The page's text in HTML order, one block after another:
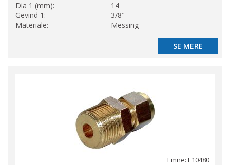
Dia 1 (mm):
14
Gevind 1:
3/8"
Materiale:
Messing
SE MERE
SE MERE
Emne: E10480